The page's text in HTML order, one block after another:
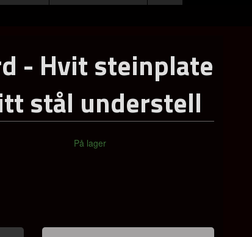
- Hvit steinplate
stål understell
På lager